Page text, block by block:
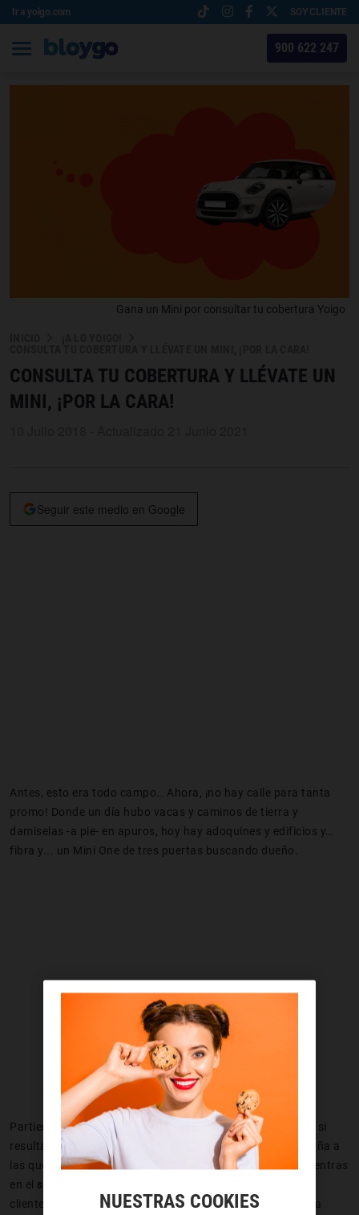
Ir a yoigo.com SOY CLIENTE
900 622 247
CONSULTA TU COBERTURA Y LLÉVATE UN
MINI, ¡POR LA CARA!
Gana un Mini por consultar tu cobertura Yoigo
Seguir este medio en Google
Antes, esto era todo campo… Ahora, ¡no hay calle para tanta
promo! Donde un día hubo vacas y caminos de tierra y
damiselas -a pie- en apuros, hoy hay adoquines y edificios y…
fibra y... un Mini One de tres puertas buscando dueño.
Partiendo de la base de que en algún sitio tienes que vivir, si
resulta que vives en una de las muchísimas calles de España a
las que llega nuestra cobertura de fibra, inmediatamente entras
en el sorteo de un Mini One
cliente de Yoigo,
solo por cotillear si nuestra fibra llega a la
NUESTRAS COOKIES